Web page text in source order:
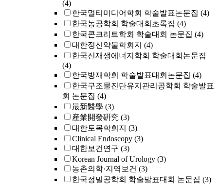
(4)
한국멀티미디어학회 학술발표논문집 (4)
한국농공학회 학술대회초록집 (4)
한국콘크리트학회 학술대회 논문집 (4)
대한정신약물학회지 (4)
한국신재생에너지학회 학술대회논문집
(4)
한국방재학회 학술발표대회논문집 (4)
한국구조물진단유지관리공학회 학술발표
회 논문집 (4)
最新醫學 (3)
産業開發硏究 (3)
대한토목학회지 (3)
Clinical Endoscopy (3)
대한보건연구 (3)
Korean Journal of Urology (3)
농촌의학·지역보건 (3)
한국정밀공학회 학술발표대회 논문집 (3)